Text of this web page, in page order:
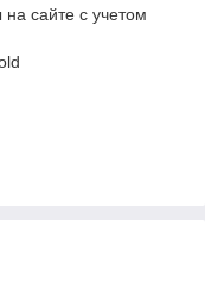
сайте с учетом